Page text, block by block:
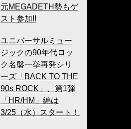
元MEGADETH勢もゲ
スト参加!!
ユニバーサルミュー
ジックの90年代ロッ
ク名盤一挙再発シリ
ーズ「BACK TO THE
90s ROCK」、第1弾
「HR/HM」編は
3/25（水）スタート！